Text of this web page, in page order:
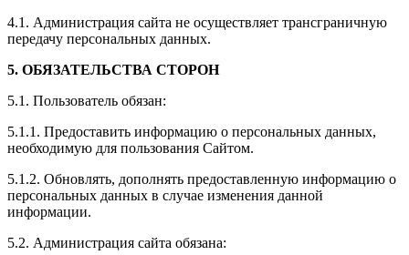
4.1. Администрация сайта не осуществляет трансграничную
передачу персональных данных.
5. ОБЯЗАТЕЛЬСТВА СТОРОН
5.1. Пользователь обязан:
5.1.1. Предоставить информацию о персональных данных,
необходимую для пользования Сайтом.
5.1.2. Обновлять, дополнять предоставленную информацию о
персональных данных в случае изменения данной
информации.
5.2. Администрация сайта обязана: